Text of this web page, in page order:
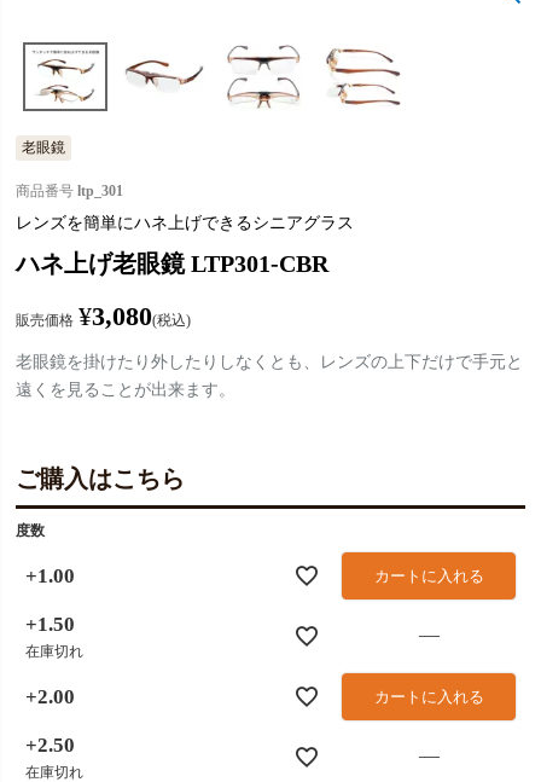
老眼鏡
商品番号 ltp_301
レンズを簡単にハネ上げできるシニアグラス
ハネ上げ老眼鏡 LTP301-CBR
販売価格 ¥3,080 税込
老眼鏡を掛けたり外したりしなくとも、レンズの上下だけで手元と
遠くを見ることが出来ます。
ご購入はこちら
度数
+1.00 カートに入れる
+1.50
在庫切れ
—
+2.00 カートに入れる
+2.50
在庫切れ
—